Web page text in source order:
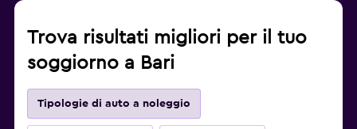
Trova risultati migliori per il tuo
soggiorno a Bari
Tipologie di auto a noleggio